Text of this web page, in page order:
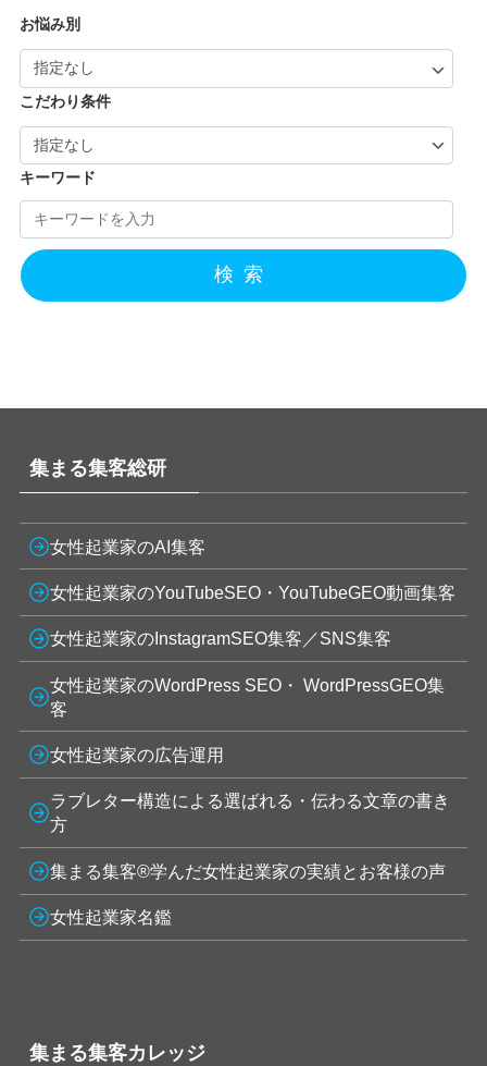
お悩み別
こだわり条件
キーワード
検索
集まる集客総研
女性起業家のAI集客
女性起業家のYouTubeSEO・YouTubeGEO動画集客
女性起業家のInstagramSEO集客／SNS集客
女性起業家のWordPress SEO・ WordPressGEO集
客
女性起業家の広告運用
ラブレター構造による選ばれる・伝わる文章の書き
方
集まる集客®学んだ女性起業家の実績とお客様の声
女性起業家名鑑
集まる集客カレッジ